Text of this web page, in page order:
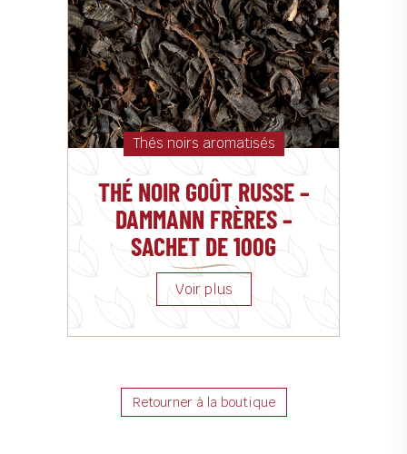
Thés noirs aromatisés
THÉ NOIR GOÛT RUSSE –
DAMMANN FRÈRES –
SACHET DE 100G
Retourner à la boutique